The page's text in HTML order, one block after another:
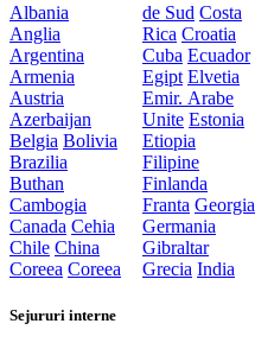
Albania
Anglia
Argentina
Armenia
Austria
Azerbaijan
Belgia Bolivia
Brazilia
Buthan
Cambogia
Canada Cehia
Chile China
Coreea Coreea
de Sud Costa
Rica Croatia
Cuba Ecuador
Egipt Elvetia
Emir. Arabe
Unite Estonia
Etiopia
Filipine
Finlanda
Franta Georgia
Germania
Gibraltar
Grecia India
Sejururi interne